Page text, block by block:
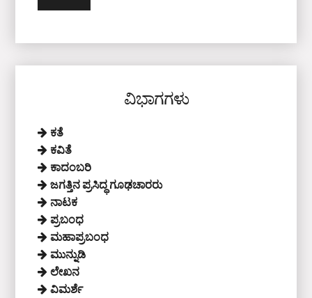
ವಿಭಾಗಗಳು
ಕತೆ
ಕವಿತೆ
ಕಾದಂಬರಿ
ಜಗತ್ತಿನ ಪ್ರಸಿದ್ಧ ಗೂಢಚಾರರು
ನಾಟಕ
ಪ್ರಬಂಧ
ಮಹಾಪ್ರಬಂಧ
ಮುನ್ನುಡಿ
ಲೇಖನ
ವಿಮರ್ಶೆ